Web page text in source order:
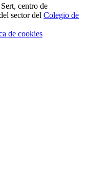
centro de
sector del Colegio de
de cookies